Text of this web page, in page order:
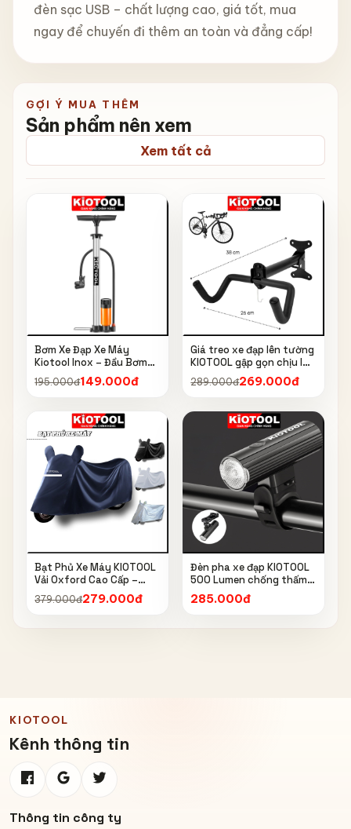
đèn sạc USB – chất lượng cao, giá tốt, mua
ngay để chuyến đi thêm an toàn và đẳng cấp!
GỢI Ý MUA THÊM
Sản phẩm nên xem
Xem tất cả
Bơm Xe Đạp Xe Máy
Kiotool Inox – Đầu Bơm
Thông Minh, Kèm Bơm
Bóng, Đồng Hồ 160 PSI
195.000đ149.000đ
Giá treo xe đạp lên tường
KIOTOOL gập gọn chịu lực
cao kèm móc treo mũ bảo
hiểm
289.000đ269.000đ
Bạt Phủ Xe Máy KIOTOOL
Vải Oxford Cao Cấp –
Chống Nắng, Chống Mưa,
Chống Bụi, Chống Tia UV,
379.000đ279.000đ
Đèn pha xe đạp KIOTOOL
500 Lumen chống thấm
nước IPX6 6603
285.000đ
KIOTOOL
Kênh thông tin
Thông tin công ty